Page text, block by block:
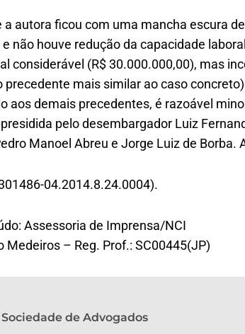
a autora ficou com uma mancha escura
não houve redução da capacidade
considerável (R$ 30.000.000,00), mas
precedente mais similar ao caso
aos demais precedentes, é razoável
pelo desembargador Luiz
Manoel Abreu e Jorge Luiz de Borba.
04.2014.8.24.0004).
Assessoria de Imprensa/NCI
Medeiros – Reg. Prof.: SC00445(JP)
de Advogados